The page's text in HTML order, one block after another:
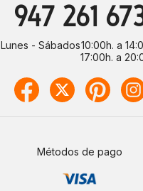
947 261
Lunes - Sábados10:00h. a
17:00h. a
Métodos de pago